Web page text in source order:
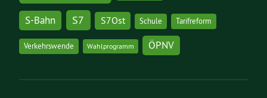
S-Bahn S7 S7Ost Schule Tarifreform
Verkehrswende Wahlprogramm ÖPNV